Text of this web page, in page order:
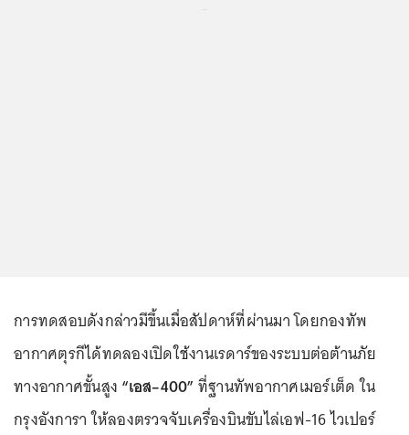
การทดสอบดังกล่าวมีขึ้นเมื่อสัปดาห์ที่ผ่านมา โดยกองทัพ
อากาศตุรกีได้ทดลองเปิดใช้งานเรดาร์ของระบบต่อต้านภัย
ทางอากาศขั้นสูง “เอส–400” ที่ฐานทัพอากาศเมอร์เต็ด ใน
กรุงอังการา ให้ลองตรวจจับเครื่องบินขับไล่เอฟ-16 ไวเปอร์